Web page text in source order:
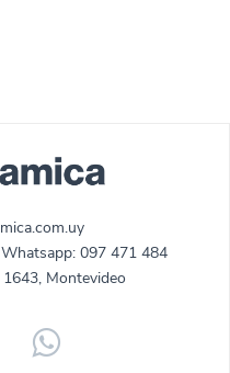
097 471 484
Montevideo